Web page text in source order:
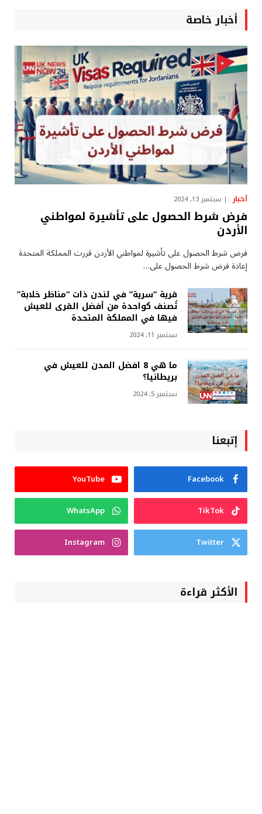
أخبار خاصة
أخبار سبتمبر 13, 2024
فرض شرط الحصول على تأشيرة لمواطني
الأردن
فرض شرط الحصول على تأشيرة لمواطني الأردن قررت المملكة المتحدة
إعادة فرض شرط الحصول على…
قرية “سرية” في لندن ذات “مناظر خلابة”
تُصنف كواحدة من أفضل القرى للعيش
فيها في المملكة المتحدة
سبتمبر 11, 2024
ما هي 8 افضل المدن للعيش في
بريطانيا؟
سبتمبر 5, 2024
إتبعنا
Facebook
YouTube
TikTok
WhatsApp
Twitter
Instagram
الأكثر قراءة